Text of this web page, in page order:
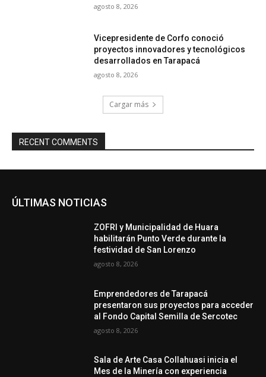
agosto 8, 2026
Vicepresidente de Corfo conoció
proyectos innovadores y tecnológicos
desarrollados en Tarapacá
agosto 8, 2026
Cargar más
RECENT COMMENTS
ÚLTIMAS NOTICIAS
ZOFRI y Municipalidad de Huara
habilitarán Punto Verde durante la
festividad de San Lorenzo
agosto 8, 2026
Emprendedores de Tarapacá
presentaron sus proyectos para acceder
al Fondo Capital Semilla de Sercotec
agosto 8, 2026
Sala de Arte Casa Collahuasi inicia el
Mes de la Minería con experiencia